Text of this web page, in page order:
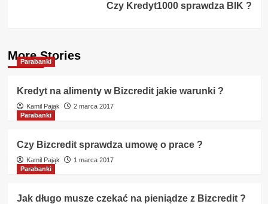
Czy Kredyt1000 sprawdza BIK ?
More Stories
Parabanki
Kredyt na alimenty w Bizcredit jakie warunki ?
Kamil Pająk
2 marca 2017
Parabanki
Czy Bizcredit sprawdza umowę o prace ?
Kamil Pająk
1 marca 2017
Parabanki
Jak długo musze czekać na pieniądze z Bizcredit ?